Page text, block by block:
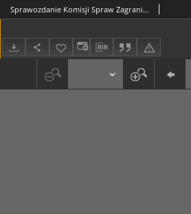
Sprawozdanie Komisji Spraw Zagranicznych. Druk nr 846-849 [Dodatek do] :Sprawozdanie Stenograficzne z ... Posiedzenia Sejmu Rzeczypospolitej z dnia ... (IV Kadencja 1935-1938)